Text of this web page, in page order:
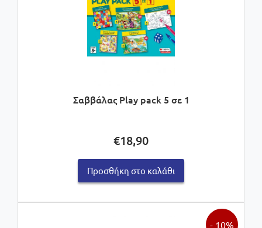
Σαββάλας Play pack 5 σε 1
€18,90
Προσθήκη στο καλάθι
- 10%